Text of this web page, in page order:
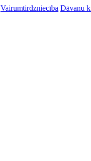
Vairumtirdzniecība Dāvanu